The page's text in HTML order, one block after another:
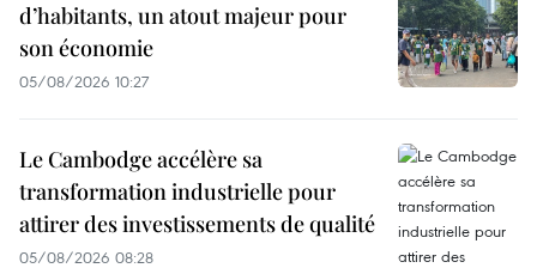
d’habitants, un atout majeur pour
son économie
05/08/2026 10:27
Le Cambodge accélère sa
transformation industrielle pour
attirer des investissements de qualité
05/08/2026 08:28